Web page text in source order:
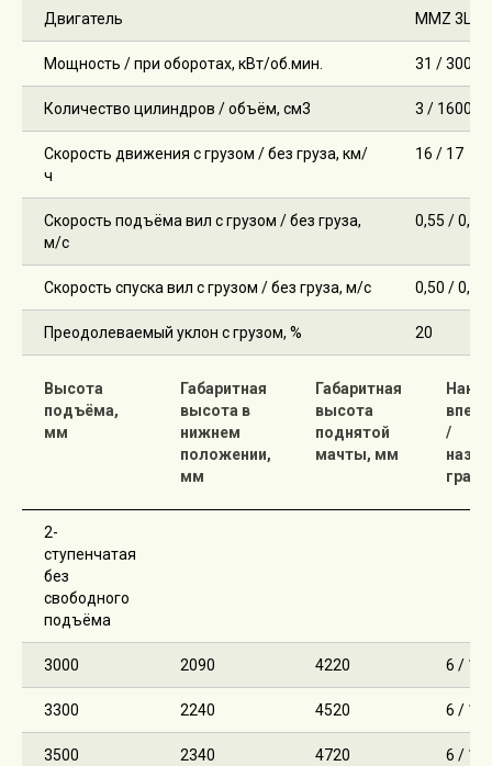
Двигатель MMZ 3LDT
Мощность / при оборотах, кВт/об.мин. 31 / 3000
Количество цилиндров / объём, см3 3 / 1600
Скорость движения с грузом / без груза, км/
ч
16 / 17
Скорость подъёма вил с грузом / без груза,
м/с
0,55 / 0,60
Скорость спуска вил с грузом / без груза, м/с 0,50 / 0,50
Преодолеваемый уклон с грузом, % 20
Высота
подъёма,
мм
Габаритная
высота в
нижнем
положении,
мм
Габаритная
высота
поднятой
мачты, мм
/
град.
2-
ступенчатая
без
свободного
подъёма
3000 2090 4220 6 / 12
3300 2240 4520 6 / 12
3500 2340 4720 6 / 12